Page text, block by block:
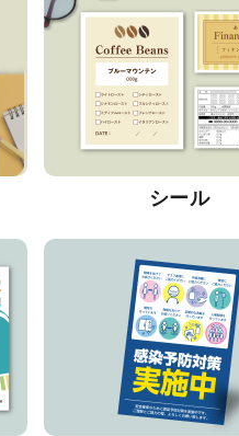
シール